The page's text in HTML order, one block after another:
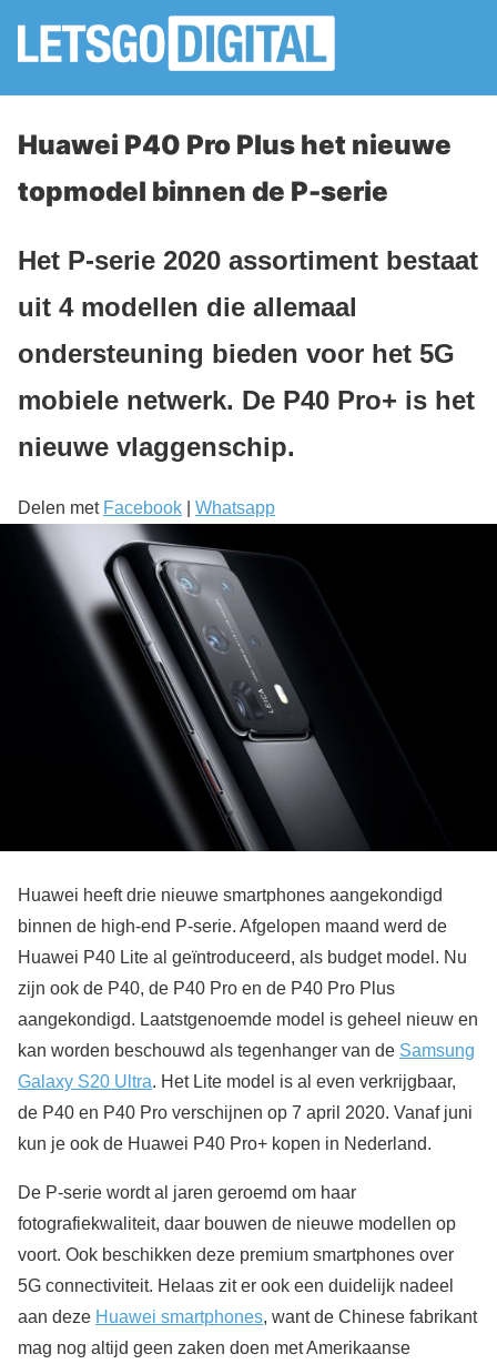
Huawei P40 Pro Plus het nieuwe
topmodel binnen de P-serie
Het P-serie 2020 assortiment bestaat
uit 4 modellen die allemaal
ondersteuning bieden voor het 5G
mobiele netwerk. De P40 Pro+ is het
nieuwe vlaggenschip.
Delen met Facebook Whatsapp
Huawei heeft drie nieuwe smartphones aangekondigd
binnen de high-end P-serie. Afgelopen maand werd de
Huawei P40 Lite al geïntroduceerd, als budget model. Nu
zijn ook de P40, de P40 Pro en de P40 Pro Plus
aangekondigd. Laatstgenoemde model is geheel nieuw en
kan worden beschouwd als tegenhanger van de Samsung
Galaxy S20 Ultra. Het Lite model is al even verkrijgbaar,
de P40 en P40 Pro verschijnen op 7 april 2020. Vanaf juni
kun je ook de Huawei P40 Pro+ kopen in Nederland.
De P-serie wordt al jaren geroemd om haar
fotografiekwaliteit, daar bouwen de nieuwe modellen op
voort. Ook beschikken deze premium smartphones over
5G connectiviteit. Helaas zit er ook een duidelijk nadeel
aan deze Huawei smartphones, want de Chinese fabrikant
mag nog altijd geen zaken doen met Amerikaanse